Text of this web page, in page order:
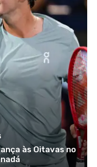
às Oitavas no